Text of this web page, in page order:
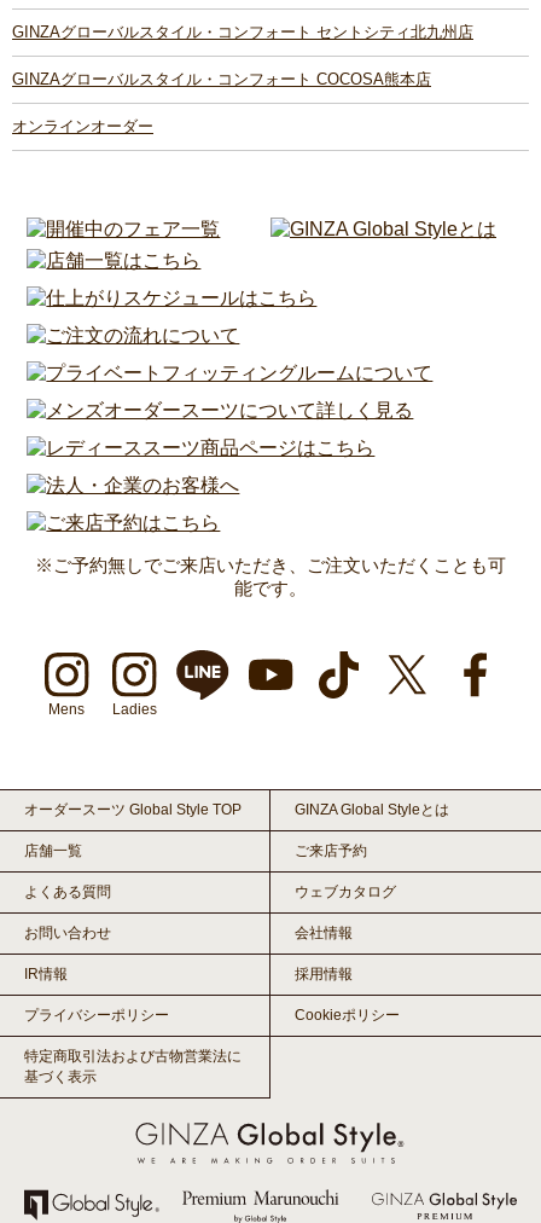
GINZAグローバルスタイル・コンフォート セントシティ北九州店
GINZAグローバルスタイル・コンフォート COCOSA熊本店
オンラインオーダー
※ご予約無しでご来店いただき、ご注文いただくことも可
能です。
Mens Ladies
オーダースーツ Global Style TOP GINZA Global Styleとは
店舗一覧 ご来店予約
よくある質問 ウェブカタログ
お問い合わせ 会社情報
IR情報 採用情報
プライバシーポリシー Cookieポリシー
特定商取引法および古物営業法に
基づく表示